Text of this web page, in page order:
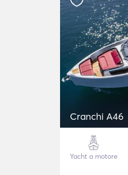
Cranchi A46
Yacht a motore